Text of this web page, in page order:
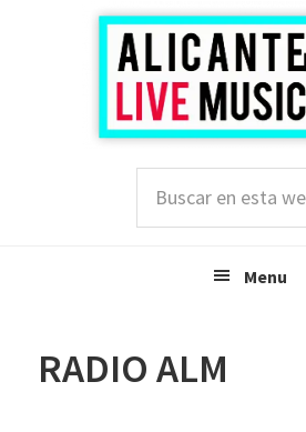
esta
Menu
RADIO ALM